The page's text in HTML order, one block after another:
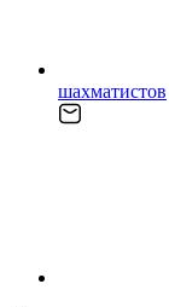
шахматистов